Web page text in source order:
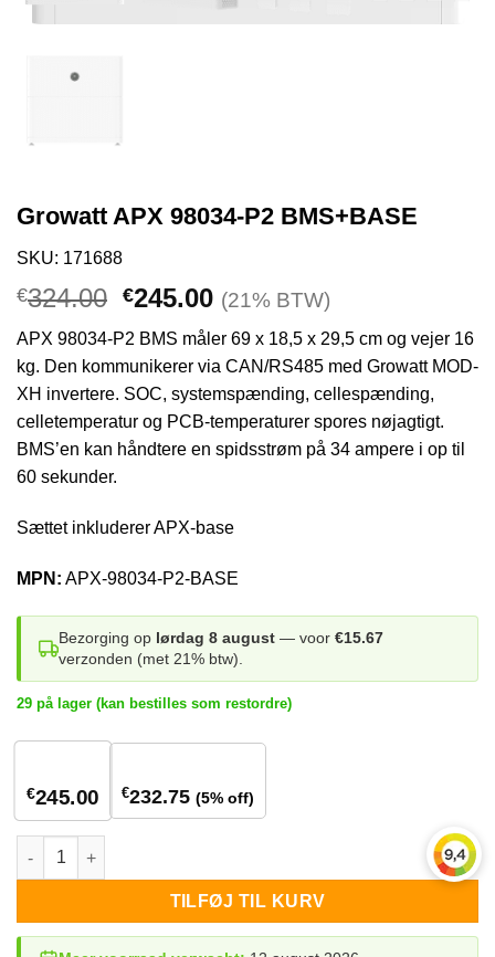
Growatt APX 98034-P2 BMS+BASE
SKU: 171688
€324.00 Den
oprindelige
pris
var:
€324.00.
€245.00Den
pris
er:
€245.00.
(21% BTW)
APX 98034-P2 BMS måler 69 x 18,5 x 29,5 cm og vejer 16
kg. Den kommunikerer via CAN/RS485 med Growatt MOD-
XH invertere. SOC, systemspænding, cellespænding,
celletemperatur og PCB-temperaturer spores nøjagtigt.
BMS’en kan håndtere en spidsstrøm på 34 ampere i op til
60 sekunder.
Sættet inkluderer APX-base
MPN: APX-98034-P2-BASE
Bezorging op lørdag 8 august — voor €15.67
verzonden (met 21% btw).
29 på lager (kan bestilles som restordre)
€245.00 €232.75 (5% off)
Growatt APX 98034-P2 BMS+BASE antal
TILFØJ TIL KURV